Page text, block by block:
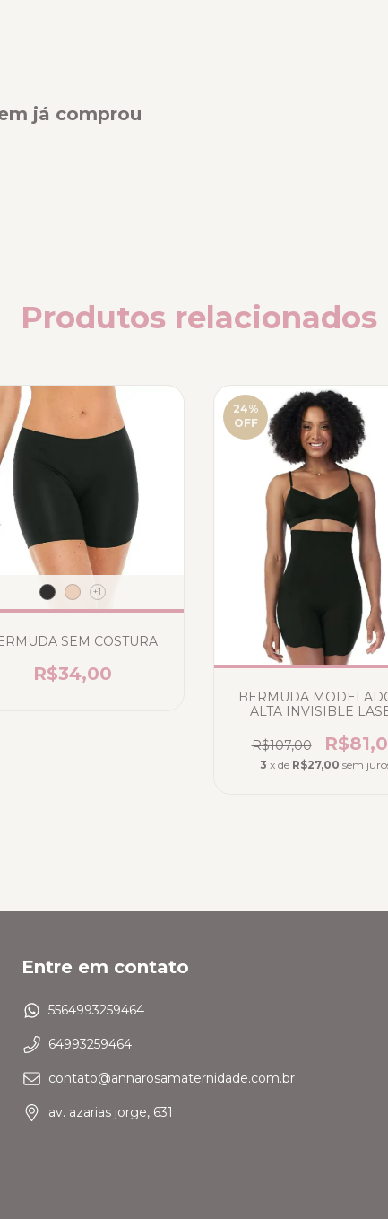
já comprou
Produtos relacionados
+1
SEM COSTURA
R$34,00
24%
OFF
BERMUDA
ALTA INVISIBLE
R$107,00
3 x de R$27,00 sem
Entre em contato
5564993259464
64993259464
contato@annarosamaternidade.com.br
av. azarias jorge, 631